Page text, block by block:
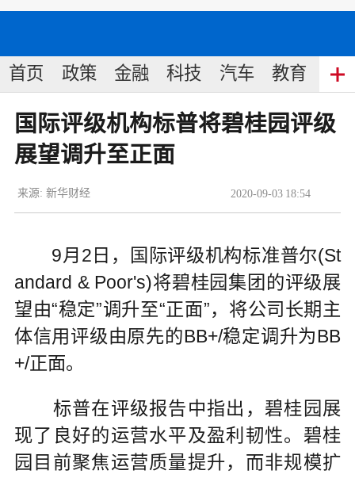
首页 政策 金融 科技 汽车 教育 食
国际评级机构标普将碧桂园评级
展望调升至正面
2020-09-03 18:54
来源: 新华财经
9月2日，国际评级机构标准普尔(St
andard & Poor's)将碧桂园集团的评级展
望由“稳定”调升至“正面”，将公司长期主
体信用评级由原先的BB+/稳定调升为BB
+/正面。
标普在评级报告中指出，碧桂园展
现了良好的运营水平及盈利韧性。碧桂
园目前聚焦运营质量提升，而非规模扩